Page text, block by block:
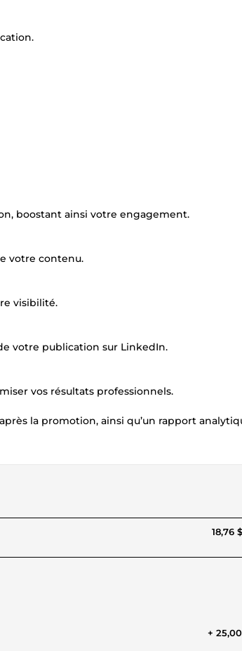
boostant ainsi votre engagement.
votre contenu.
visibilité.
votre publication sur LinkedIn.
vos résultats professionnels.
la promotion, ainsi qu’un rapport
18,76
+